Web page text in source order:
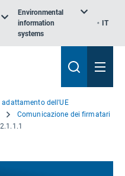
Environmental
information
systems
IT
adattamento dell'UE
Comunicazione dei firmatari